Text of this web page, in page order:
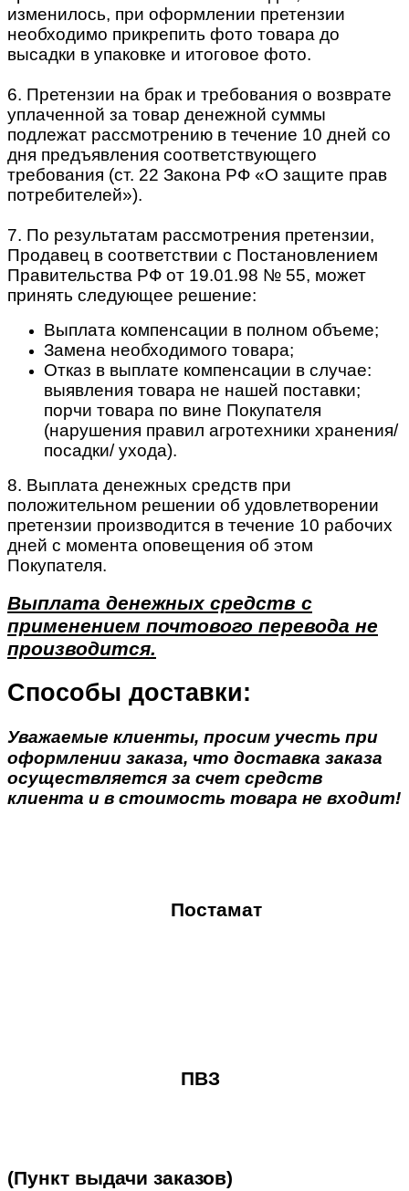
изменилось, при оформлении претензии
необходимо прикрепить фото товара до
высадки в упаковке и итоговое фото.
6. Претензии на брак и требования о возврате
уплаченной за товар денежной суммы
подлежат рассмотрению в течение 10 дней со
дня предъявления соответствующего
требования (ст. 22 Закона РФ «О защите прав
потребителей»).
7. По результатам рассмотрения претензии,
Продавец в соответствии с Постановлением
Правительства РФ от 19.01.98 № 55, может
принять следующее решение:
Выплата компенсации в полном объеме;
Замена необходимого товара;
Отказ в выплате компенсации в случае:
выявления товара не нашей поставки;
порчи товара по вине Покупателя
(нарушения правил агротехники хранения/
посадки/ ухода).
8. Выплата денежных средств при
положительном решении об удовлетворении
претензии производится в течение 10 рабочих
дней с момента оповещения об этом
Покупателя.
Выплата денежных средств с
применением почтового перевода не
производится.
Способы доставки:
Уважаемые клиенты, просим учесть при
оформлении заказа, что доставка заказа
осуществляется за счет средств
клиента и в стоимость товара не входит!
Постамат
ПВЗ
(Пункт выдачи заказов)